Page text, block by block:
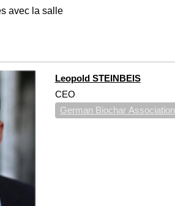
avec la salle
Leopold STEINBEIS
CEO
German Biochar Association